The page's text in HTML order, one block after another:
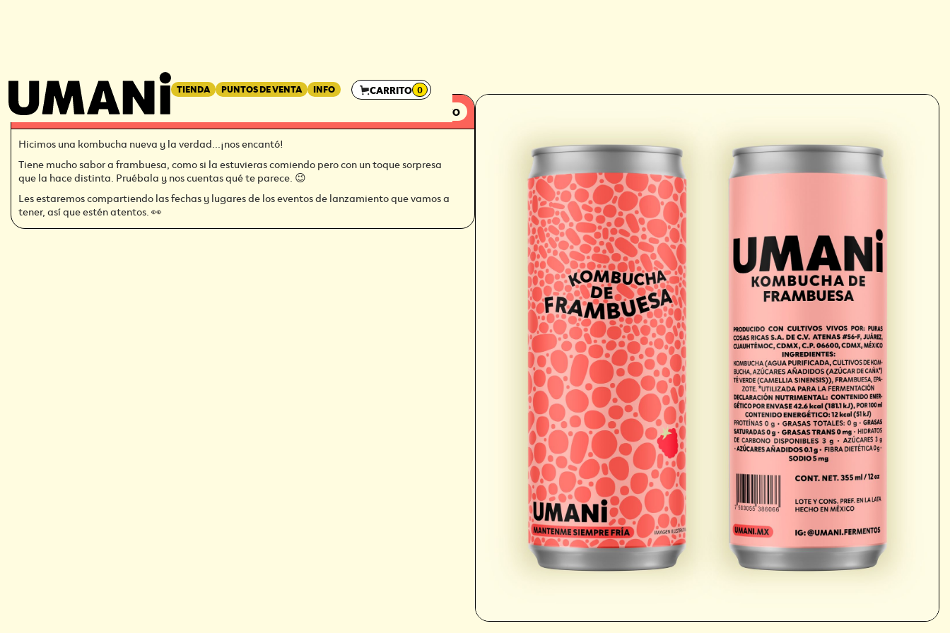
TIENDA PUNTOS DE VENTA INFO CARRITO 0
NUEVA KOMBUCHA DE FRAMBUESA LANZAMIENTO
Hicimos una kombucha nueva y la verdad...¡nos encantó!
Tiene mucho sabor a frambuesa, como si la estuvieras comiendo pero con un toque sorpresa
que la hace distinta. Pruébala y nos cuentas qué te parece. 😉
Les estaremos compartiendo las fechas y lugares de los eventos de lanzamiento que vamos a
tener, así que estén atentos. 👀